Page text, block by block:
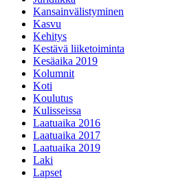
Kansainvälistyminen
Kasvu
Kehitys
Kestävä liiketoiminta
Kesäaika 2019
Kolumnit
Koti
Koulutus
Kulisseissa
Laatuaika 2016
Laatuaika 2017
Laatuaika 2019
Laki
Lapset